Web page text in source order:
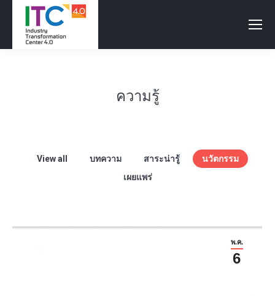
ความรู้
View all บทความ สาระน่ารู้
นวัตกรรม
เผยแพร่
พ.ค.
6